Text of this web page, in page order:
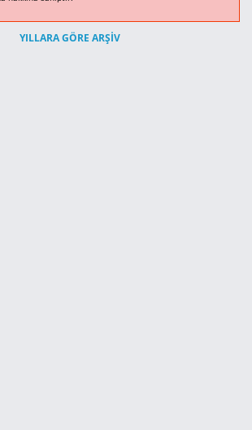
YILLARA GÖRE ARŞIV